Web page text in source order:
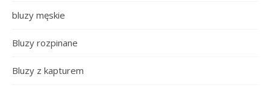
bluzy męskie
Bluzy rozpinane
Bluzy z kapturem